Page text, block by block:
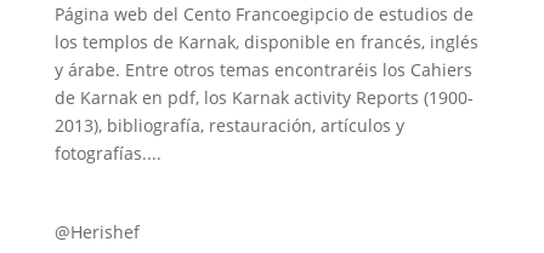
Página web del Cento Francoegipcio de estudios de
los templos de Karnak, disponible en francés, inglés
y árabe. Entre otros temas encontraréis los Cahiers
de Karnak en pdf, los Karnak activity Reports (1900-
2013), bibliografía, restauración, artículos y
fotografías....
@Herishef